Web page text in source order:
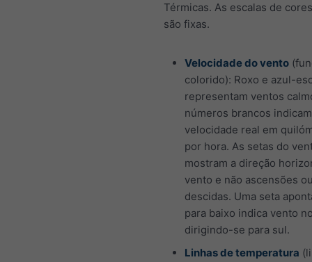
Térmicas. As escalas de
são fixas.
Velocidade do vento
colorido): Roxo e azul-
representam ventos
números brancos
velocidade real em
por hora. As setas do
mostram a direção
vento e não ascensões
descidas. Uma seta
para baixo indica vento
dirigindo-se para sul.
Linhas de temperatura